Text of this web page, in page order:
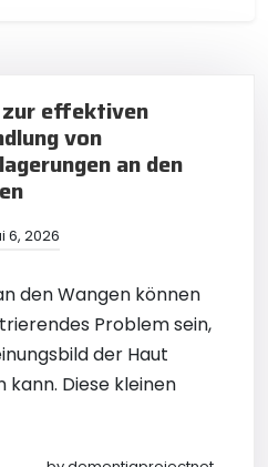
effektiven
von
an den
6, 2026
den Wangen können
Problem sein,
der Haut
Diese kleinen